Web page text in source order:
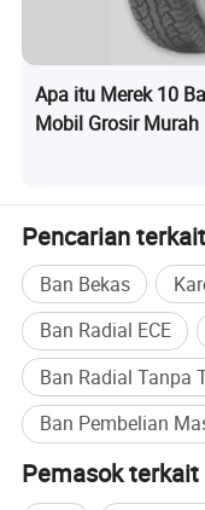
Apa itu Merek 10
Mobil Grosir
Pencarian terkait
Ban Bekas
Ban Radial ECE
Ban Radial Tanpa
Ban Pembelian
Pemasok terkait